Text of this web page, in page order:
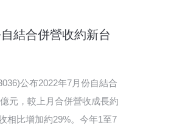
結合併營收約新台
公布2022年7月份自結合
元，較上月合併營收成長約
相比增加約29%。今年1至7